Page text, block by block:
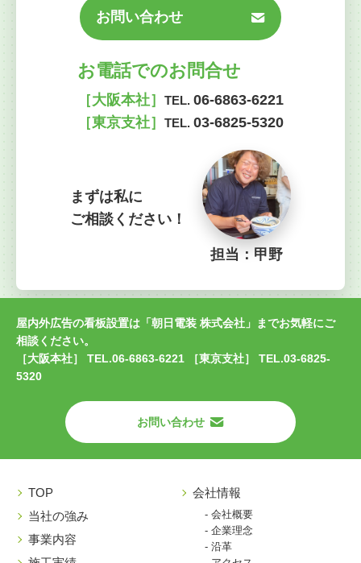
お問い合わせ
お電話でのお問合せ
［大阪本社］ TEL. 06-6863-6221
［東京支社］ TEL. 03-6825-5320
まずは私に
ご相談ください！
担当：甲野
屋内外広告の看板設置は「朝日電装 株式会社」までお気軽にご
相談ください。
［大阪本社］ TEL.06-6863-6221 ［東京支社］ TEL.03-6825-
5320
お問い合わせ
TOP
当社の強み
事業内容
会社情報
- 会社概要
- 企業理念
- 沿革